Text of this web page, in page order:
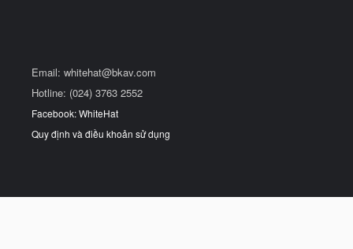
Email: whitehat@bkav.com
Hotline: (024) 3763 2552
Facebook: WhiteHat
Quy định và điều khoản sử dụng